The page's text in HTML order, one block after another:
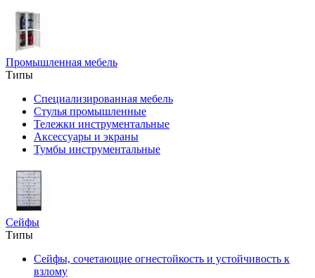
Промышленная мебель
Типы
Специализированная мебель
Стулья промышленные
Тележки инструментальные
Аксессуары и экраны
Тумбы инструментальные
Сейфы
Типы
Сейфы, сочетающие огнестойкость и устойчивость к
взлому